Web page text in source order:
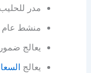
مدر
منشط عام
يعالج
يعالج